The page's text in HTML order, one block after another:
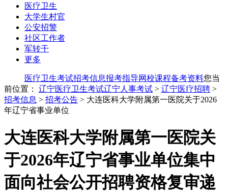
医疗卫生
大学生村官
公安招警
社区工作者
军转干
更多
医疗卫生考试招考信息报考指导网校课程备考资料您当
前位置： 辽宁医疗卫生考试辽宁人事考试 > 辽宁医疗招聘 >
招考信息 > 招考公告 > 大连医科大学附属第一医院关于2026
年辽宁省事业单位
大连医科大学附属第一医院关
于2026年辽宁省事业单位集中
面向社会公开招聘资格复审递